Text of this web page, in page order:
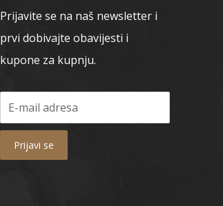
Prijavite se na naš newsletter i
prvi dobivajte obavijesti i
kupone za kupnju.
Prijavi se